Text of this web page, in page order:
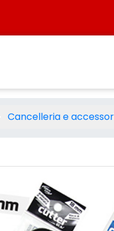
Blu lama
Cancelleria e